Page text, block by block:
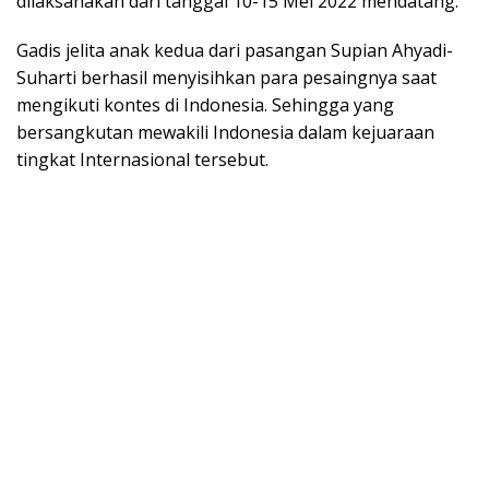
Gadis jelita anak kedua dari pasangan Supian Ahyadi-
Suharti berhasil menyisihkan para pesaingnya saat
mengikuti kontes di Indonesia. Sehingga yang
bersangkutan mewakili Indonesia dalam kejuaraan
tingkat Internasional tersebut.